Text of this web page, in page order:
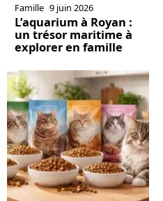
Famille 9 juin 2026
L’aquarium à Royan :
un trésor maritime à
explorer en famille